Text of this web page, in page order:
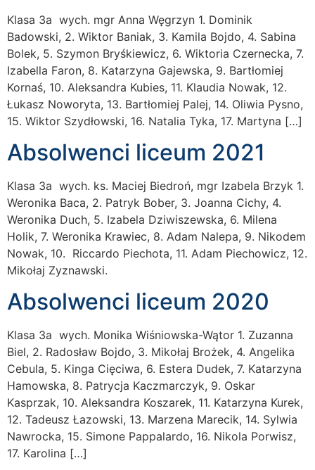
Klasa 3a wych. mgr Anna Węgrzyn 1. Dominik
Badowski, 2. Wiktor Baniak, 3. Kamila Bojdo, 4. Sabina
Bolek, 5. Szymon Bryśkiewicz, 6. Wiktoria Czernecka, 7.
Izabella Faron, 8. Katarzyna Gajewska, 9. Bartłomiej
Kornaś, 10. Aleksandra Kubies, 11. Klaudia Nowak, 12.
Łukasz Noworyta, 13. Bartłomiej Palej, 14. Oliwia Pysno,
15. Wiktor Szydłowski, 16. Natalia Tyka, 17. Martyna […]
Absolwenci liceum 2021
Klasa 3a wych. ks. Maciej Biedroń, mgr Izabela Brzyk 1.
Weronika Baca, 2. Patryk Bober, 3. Joanna Cichy, 4.
Weronika Duch, 5. Izabela Dziwiszewska, 6. Milena
Holik, 7. Weronika Krawiec, 8. Adam Nalepa, 9. Nikodem
Nowak, 10. Riccardo Piechota, 11. Adam Piechowicz, 12.
Mikołaj Zyznawski.
Absolwenci liceum 2020
Klasa 3a wych. Monika Wiśniowska-Wątor 1. Zuzanna
Biel, 2. Radosław Bojdo, 3. Mikołaj Brożek, 4. Angelika
Cebula, 5. Kinga Cięciwa, 6. Estera Dudek, 7. Katarzyna
Hamowska, 8. Patrycja Kaczmarczyk, 9. Oskar
Kasprzak, 10. Aleksandra Koszarek, 11. Katarzyna Kurek,
12. Tadeusz Łazowski, 13. Marzena Marecik, 14. Sylwia
Nawrocka, 15. Simone Pappalardo, 16. Nikola Porwisz,
17. Karolina […]